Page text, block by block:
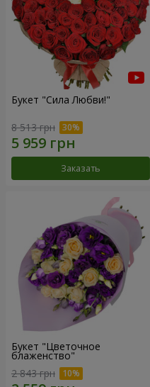
Букет "Сила Любви!"
8 513 грн
Заказать
Букет "Цветочное
блаженство"
2 843 грн